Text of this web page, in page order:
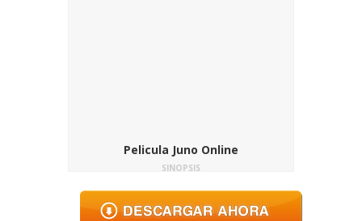
Pelicula Juno Online
SINOPSIS
no lleva una vida fácil. Es muy inteligente
para su edad, lo que no gusta ni a los